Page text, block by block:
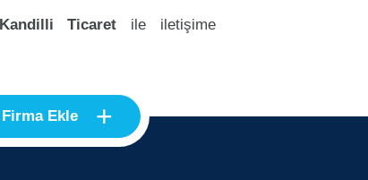
Kandilli Ticaret ile iletişime
Firma Ekle +